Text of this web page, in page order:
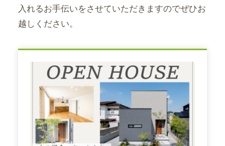
入れるお手伝いをさせていただきますのでぜひお
越しください。